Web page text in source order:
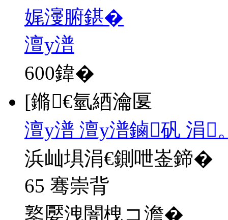
娓濅腑鍖�
澶у潽
600鍏�
[鏅€氫綇瀹匽
澶у潽 澶у潽鏀矾 涓
浜屾埧涓€鍘呭崟鍗�
65 骞崇背
鐜嬮洩闇栧コ澹�